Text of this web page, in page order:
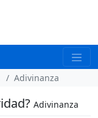
Adivinanza
Adivinanza